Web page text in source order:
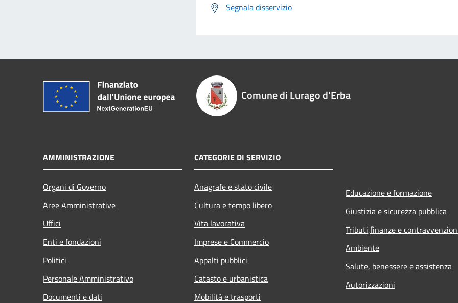
Segnala disservizio
Comune di Lurago d'Erba
AMMINISTRAZIONE
Organi di Governo
Aree Amministrative
Uffici
Enti e fondazioni
Politici
Personale Amministrativo
Documenti e dati
CATEGORIE DI SERVIZIO
Anagrafe e stato civile
Cultura e tempo libero
Vita lavorativa
Imprese e Commercio
Appalti pubblici
Catasto e urbanistica
Mobilità e trasporti
Educazione e formazione
Giustizia e sicurezza pubblica
Tributi,finanze e
Ambiente
Salute, benessere e assistenza
Autorizzazioni